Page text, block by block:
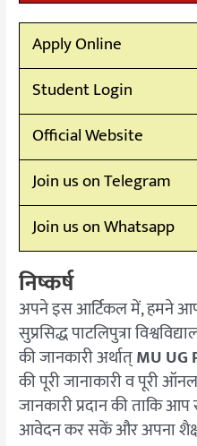
Apply Online
Student Login
Official Website
Join us on Telegram
Join us on Whatsapp
निष्कर्ष
अपने इस आर्टिकल में, हमने आप
सुप्रसिद्ध पाटलिपुत्रा
की जानकारी अर्थात्MU UG
की पूरी जानाकारी व पूरी
जानकारी प्रदान की ताकि
आवेदन कर सकें और अपना